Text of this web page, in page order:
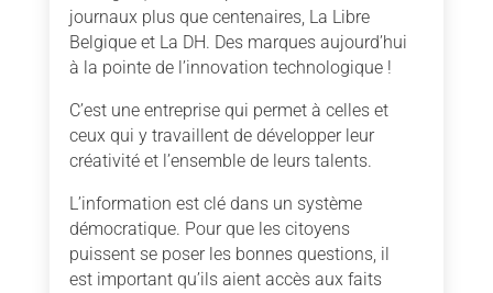
journaux plus que centenaires, La Libre
Belgique et La DH. Des marques aujourd’hui
à la pointe de l’innovation technologique !
C’est une entreprise qui permet à celles et
ceux qui y travaillent de développer leur
créativité et l’ensemble de leurs talents.
L’information est clé dans un système
démocratique. Pour que les citoyens
puissent se poser les bonnes questions, il
est important qu’ils aient accès aux faits